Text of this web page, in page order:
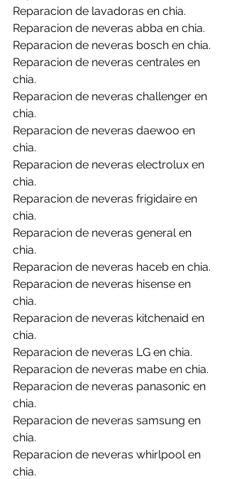
Reparacion de lavadoras en chia.
Reparacion de neveras abba en chia.
Reparacion de neveras bosch en chia.
Reparacion de neveras centrales en
chia.
Reparacion de neveras challenger en
chia.
Reparacion de neveras daewoo en
chia.
Reparacion de neveras electrolux en
chia.
Reparacion de neveras frigidaire en
chia.
Reparacion de neveras general en
chia.
Reparacion de neveras haceb en chia.
Reparacion de neveras hisense en
chia.
Reparacion de neveras kitchenaid en
chia.
Reparacion de neveras LG en chia.
Reparacion de neveras mabe en chia.
Reparacion de neveras panasonic en
chia.
Reparacion de neveras samsung en
chia.
Reparacion de neveras whirlpool en
chia.